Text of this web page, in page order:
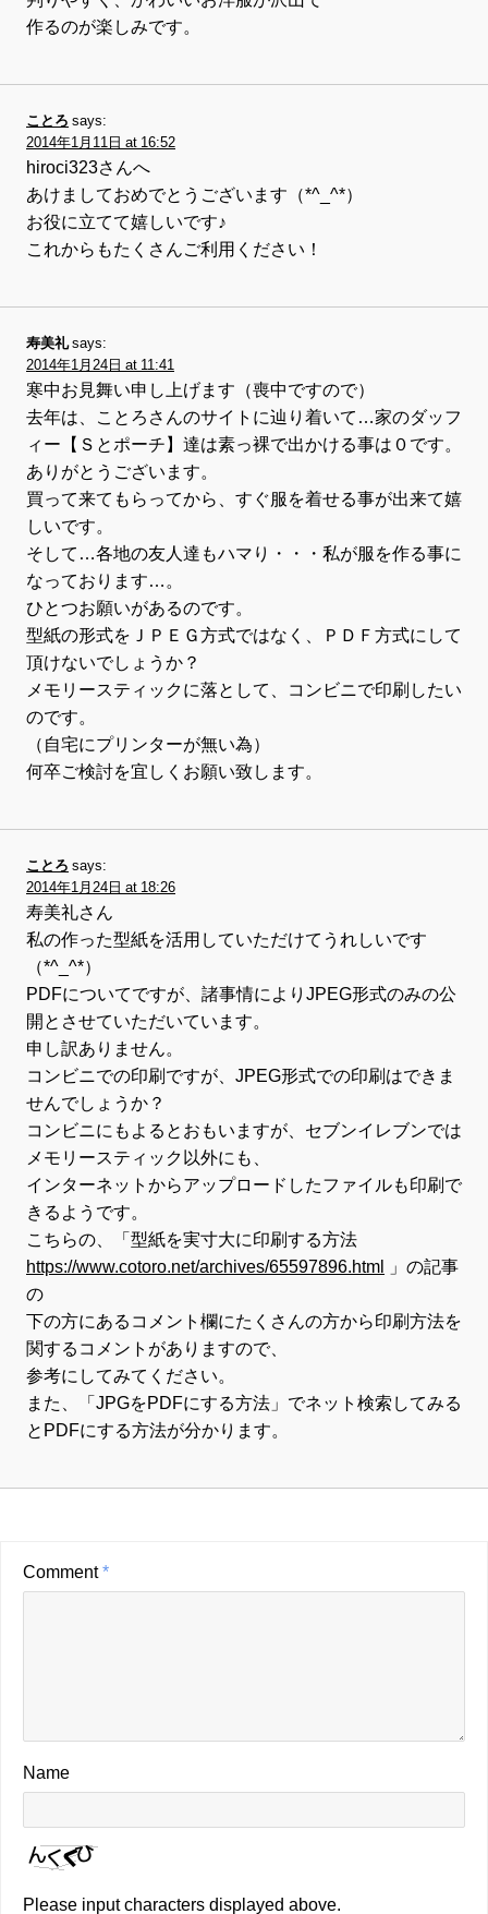
作るのが楽しみです。
ことろ says:
2014年1月11日 at 16:52
hiroci323さんへ
あけましておめでとうございます（*^_^*）
お役に立てて嬉しいです♪
これからもたくさんご利用ください！
寿美礼 says:
2014年1月24日 at 11:41
寒中お見舞い申し上げます（喪中ですので）
去年は、ことろさんのサイトに辿り着いて…家のダッフ
ィー【Ｓとポーチ】達は素っ裸で出かける事は０です。
ありがとうございます。
買って来てもらってから、すぐ服を着せる事が出来て嬉
しいです。
そして…各地の友人達もハマり・・・私が服を作る事に
なっております…。
ひとつお願いがあるのです。
型紙の形式をＪＰＥＧ方式ではなく、ＰＤＦ方式にして
頂けないでしょうか？
メモリースティックに落として、コンビニで印刷したい
のです。
（自宅にプリンターが無い為）
何卒ご検討を宜しくお願い致します。
ことろ says:
2014年1月24日 at 18:26
寿美礼さん
私の作った型紙を活用していただけてうれしいです
（*^_^*）
PDFについてですが、諸事情によりJPEG形式のみの公
開とさせていただいています。
申し訳ありません。
コンビニでの印刷ですが、JPEG形式での印刷はできま
せんでしょうか？
コンビニにもよるとおもいますが、セブンイレブンでは
メモリースティック以外にも、
インターネットからアップロードしたファイルも印刷で
きるようです。
こちらの、「型紙を実寸大に印刷する方法
https://www.cotoro.net/archives/65597896.html
」の記事
の
下の方にあるコメント欄にたくさんの方から印刷方法を
関するコメントがありますので、
参考にしてみてください。
また、「JPGをPDFにする方法」でネット検索してみる
とPDFにする方法が分かります。
Comment*
Name
Please input characters displayed above.